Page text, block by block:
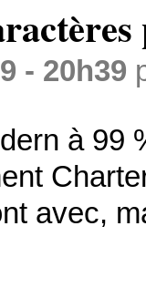
- 20h39
à 99
avec,